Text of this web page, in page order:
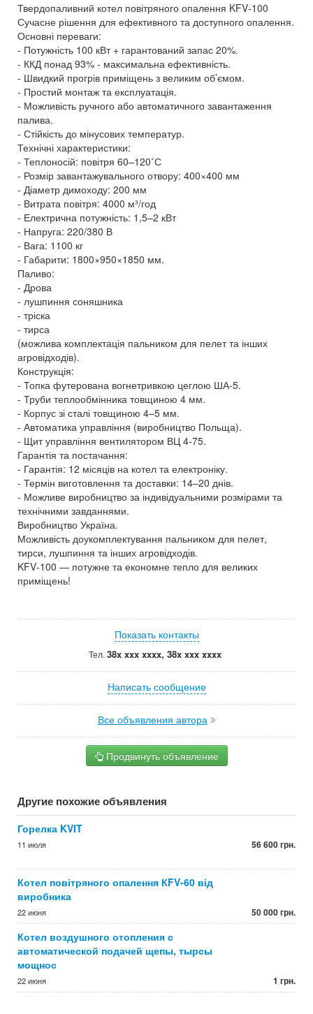
Твердопаливний котел повітряного опалення KFV‑100
Сучасне рішення для ефективного та доступного опалення.
Основні переваги:
- Потужність 100 кВт + гарантований запас 20%.
- ККД понад 93% - максимальна ефективність.
- Швидкий прогрів приміщень з великим об’ємом.
- Простий монтаж та експлуатація.
- Можливість ручного або автоматичного завантаження
палива.
- Стійкість до мінусових температур.
Технічні характеристики:
- Теплоносій: повітря 60–120˚С
- Розмір завантажувального отвору: 400×400 мм
- Діаметр димоходу: 200 мм
- Витрата повітря: 4000 м³/год
- Електрична потужність: 1,5–2 кВт
- Напруга: 220/380 В
- Вага: 1100 кг
- Габарити: 1800×950×1850 мм.
Паливо:
- Дрова
- лушпиння соняшника
- тріска
- тирса
(можлива комплектація пальником для пелет та інших
агровідходів).
Конструкція:
- Топка футерована вогнетривкою цеглою ША‑5.
- Труби теплообмінника товщиною 4 мм.
- Корпус зі сталі товщиною 4–5 мм.
- Автоматика управління (виробництво Польща).
- Щит управління вентилятором ВЦ 4‑75.
Гарантія та постачання:
- Гарантія: 12 місяців на котел та електроніку.
- Термін виготовлення та доставки: 14–20 днів.
- Можливе виробництво за індивідуальними розмірами та
технічними завданнями.
Виробництво Україна.
Можливість доукомплектування пальником для пелет,
тирси, лушпиння та інших агровідходів.
KFV‑100 — потужне та економне тепло для великих
приміщень!
Показать контакты
Тел. 38x xxx xxxx, 38x xxx xxxx
Написать сообщение
Все объявления автора
Продвинуть объявление
Другие похожие объявления
Горелка KVIT
11 июля 56 600 грн.
Котел повітряного опалення КFV-60 від
виробника
22 июня 50 000 грн.
Котел воздушного отопления с
автоматической подачей щепы, тырсы
мощнос
22 июня 1 грн.